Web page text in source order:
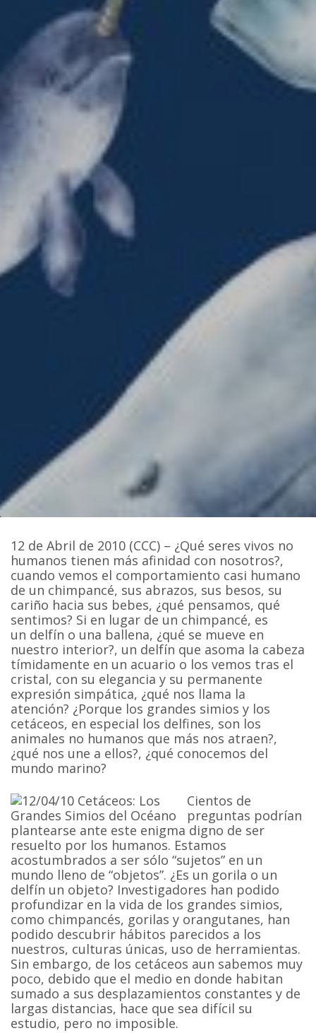
12 de Abril de 2010 (CCC) – ¿Qué seres vivos no
humanos tienen más afinidad con nosotros?,
cuando vemos el comportamiento casi humano
de un chimpancé, sus abrazos, sus besos, su
cariño hacia sus bebes, ¿qué pensamos, qué
sentimos? Si en lugar de un chimpancé, es
un delfín o una ballena, ¿qué se mueve en
nuestro interior?, un delfín que asoma la cabeza
tímidamente en un acuario o los vemos tras el
cristal, con su elegancia y su permanente
expresión simpática, ¿qué nos llama la
atención? ¿Porque los grandes simios y los
cetáceos, en especial los delfines, son los
animales no humanos que más nos atraen?,
¿qué nos une a ellos?, ¿qué conocemos del
mundo marino?
Cientos de
preguntas podrían
plantearse ante este enigma digno de ser
resuelto por los humanos. Estamos
acostumbrados a ser sólo “sujetos” en un
mundo lleno de “objetos”. ¿Es un gorila o un
delfín un objeto? Investigadores han podido
profundizar en la vida de los grandes simios,
como chimpancés, gorilas y orangutanes, han
podido descubrir hábitos parecidos a los
nuestros, culturas únicas, uso de herramientas.
Sin embargo, de los cetáceos aun sabemos muy
poco, debido que el medio en donde habitan
sumado a sus desplazamientos constantes y de
largas distancias, hace que sea difícil su
estudio, pero no imposible.